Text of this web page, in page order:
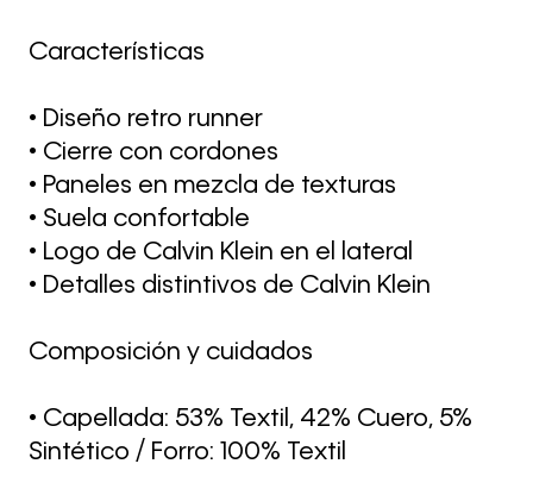
Características
• Diseño retro runner
• Cierre con cordones
• Paneles en mezcla de texturas
• Suela confortable
• Logo de Calvin Klein en el lateral
• Detalles distintivos de Calvin Klein
Composición y cuidados
• Capellada: 53% Textil, 42% Cuero, 5%
Sintético / Forro: 100% Textil